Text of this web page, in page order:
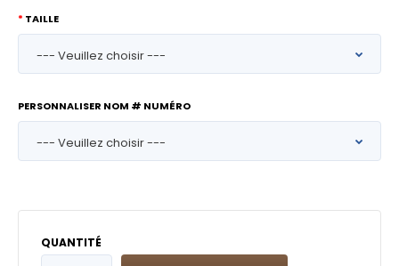
TAILLE
PERSONNALISER NOM # NUMÉRO
QUANTITÉ